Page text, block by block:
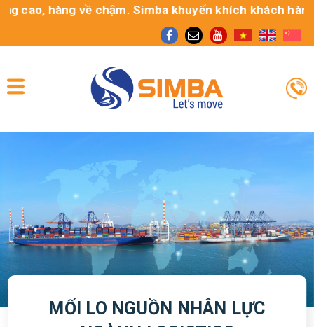
hàng về chậm. Simba khuyến khích khách hàng
MỐI LO NGUỒN NHÂN LỰC